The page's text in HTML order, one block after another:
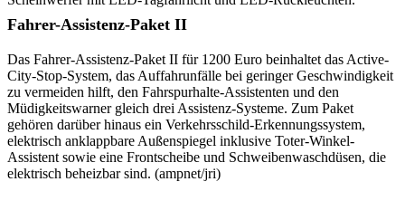
Fahrer-Assistenz-Paket II
Das Fahrer-Assistenz-Paket II für 1200 Euro beinhaltet das Active-
City-Stop-System, das Auffahrunfälle bei geringer Geschwindigkeit
zu vermeiden hilft, den Fahrspurhalte-Assistenten und den
Müdigkeitswarner gleich drei Assistenz-Systeme. Zum Paket
gehören darüber hinaus ein Verkehrsschild-Erkennungssystem,
elektrisch anklappbare Außenspiegel inklusive Toter-Winkel-
Assistent sowie eine Frontscheibe und Schweibenwaschdüsen, die
elektrisch beheizbar sind. (ampnet/jri)